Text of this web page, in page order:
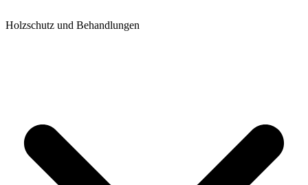
Holzschutz und Behandlungen